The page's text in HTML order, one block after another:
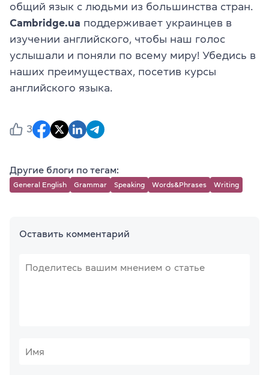
общий язык с людьми из большинства стран.
Cambridge.ua поддерживает украинцев в
изучении английского, чтобы наш голос
услышали и поняли по всему миру! Убедись в
наших преимуществах, посетив курсы
английского языка.
3
Другие блоги по тегам:
General English Grammar Speaking Words&Phrases Writing
Оставить комментарий